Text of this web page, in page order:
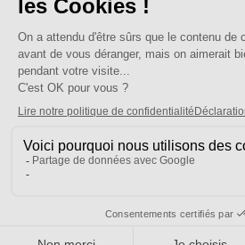
SE-Unsa est un syndicat de l’UNSA
Politique de confidentialité